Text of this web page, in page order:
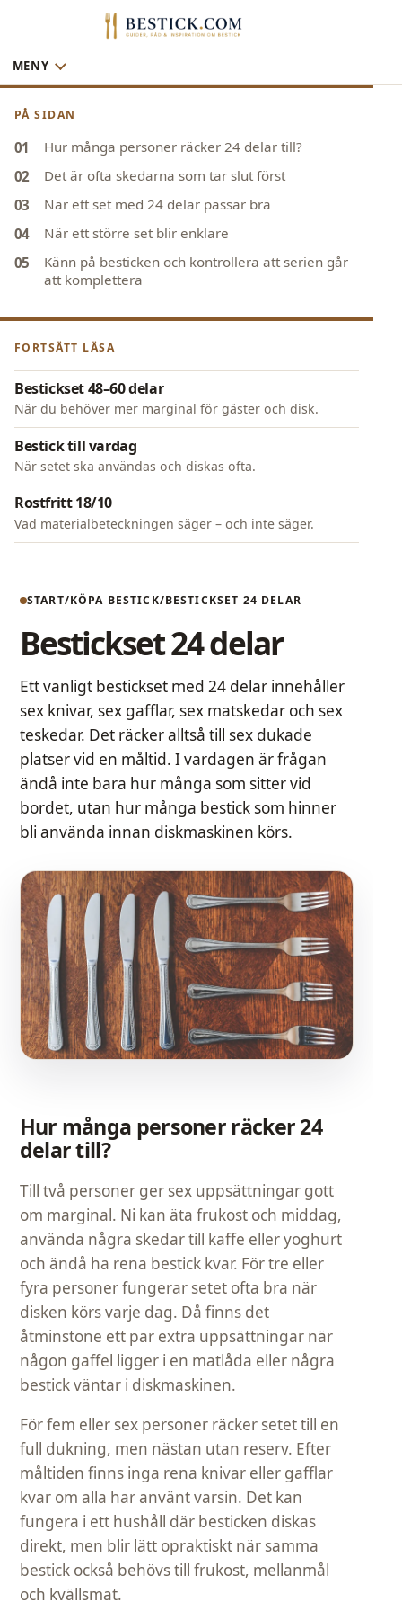
MENY
START KÖPA BESTICK BESTICKSET 24 DELAR
Bestickset 24 delar
Ett vanligt bestickset med 24 delar innehåller
sex knivar, sex gafflar, sex matskedar och sex
teskedar. Det räcker alltså till sex dukade
platser vid en måltid. I vardagen är frågan
ändå inte bara hur många som sitter vid
bordet, utan hur många bestick som hinner
bli använda innan diskmaskinen körs.
Hur många personer räcker 24
delar till?
Till två personer ger sex uppsättningar gott
om marginal. Ni kan äta frukost och middag,
använda några skedar till kaffe eller yoghurt
och ändå ha rena bestick kvar. För tre eller
fyra personer fungerar setet ofta bra när
disken körs varje dag. Då finns det
åtminstone ett par extra uppsättningar när
någon gaffel ligger i en matlåda eller några
bestick väntar i diskmaskinen.
För fem eller sex personer räcker setet till en
full dukning, men nästan utan reserv. Efter
måltiden finns inga rena knivar eller gafflar
kvar om alla har använt varsin. Det kan
fungera i ett hushåll där besticken diskas
direkt, men blir lätt opraktiskt när samma
bestick också behövs till frukost, mellanmål
och kvällsmat.
PÅ SIDAN
Hur många personer räcker 24 delar till?
Det är ofta skedarna som tar slut först
När ett set med 24 delar passar bra
När ett större set blir enklare
Känn på besticken och kontrollera att serien går
att komplettera
FORTSÄTT LÄSA
Bestickset 48–60 delar
När du behöver mer marginal för gäster och disk.
Bestick till vardag
När setet ska användas och diskas ofta.
Rostfritt 18/10
Vad materialbeteckningen säger – och inte säger.